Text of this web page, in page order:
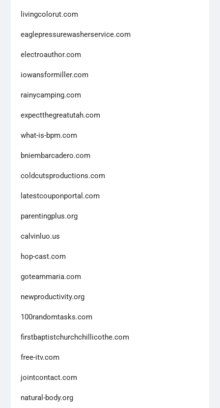
livingcolorut.com
eaglepressurewasherservice.com
electroauthor.com
iowansformiller.com
rainycamping.com
expectthegreatutah.com
what-is-bpm.com
bniembarcadero.com
coldcutsproductions.com
latestcouponportal.com
parentingplus.org
calvinluo.us
hop-cast.com
goteammaria.com
newproductivity.org
100randomtasks.com
firstbaptistchurchchillicothe.com
free-itv.com
jointcontact.com
natural-body.org